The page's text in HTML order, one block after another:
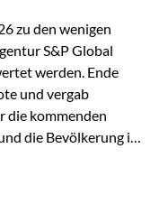
zu den wenigen
S&P Global
werden. Ende
und vergab
die kommenden
die Bevölkerung ist
Vertrauen